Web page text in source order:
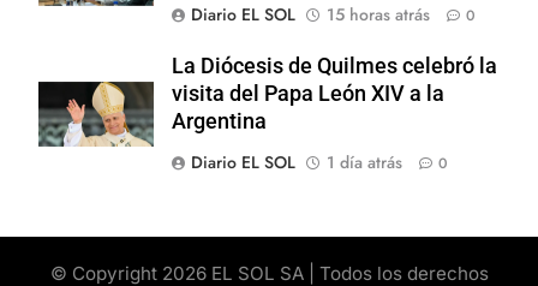
Diario EL SOL
15 horas atrás 0
La Diócesis de Quilmes celebró la
visita del Papa León XIV a la
Argentina
Diario EL SOL
1 día atrás 0
© Copyright 2026 EL SOL SA | Todos los derechos